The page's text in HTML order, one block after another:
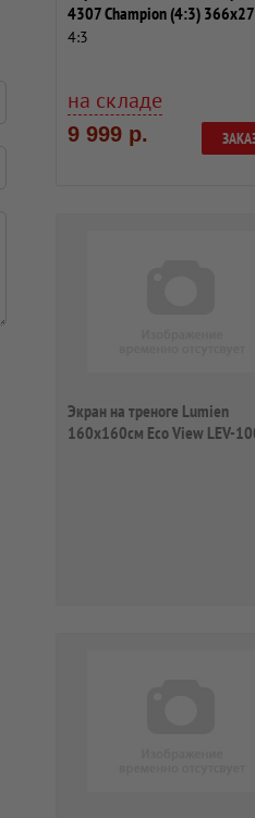
4307 Champion (4:3)
(358x266,...
4:3
на складе
9 999 р.
Экран на треноге Lumien
160x160см Eco View LEV-